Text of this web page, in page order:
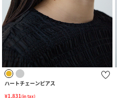
ハートチェーンピアス
¥1,831(in tax)